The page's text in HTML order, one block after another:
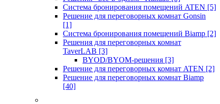
Система бронирования помещений ATEN [5]
Решение для переговорных комнат Gonsin
[1]
Система бронирования помещений Biamp [2]
Решения для переговорных комнат
TaverLAB [3]
BYOD/BYOM-решения [3]
Решение для переговорных комнат ATEN [2]
Решение для переговорных комнат Biamp
[40]